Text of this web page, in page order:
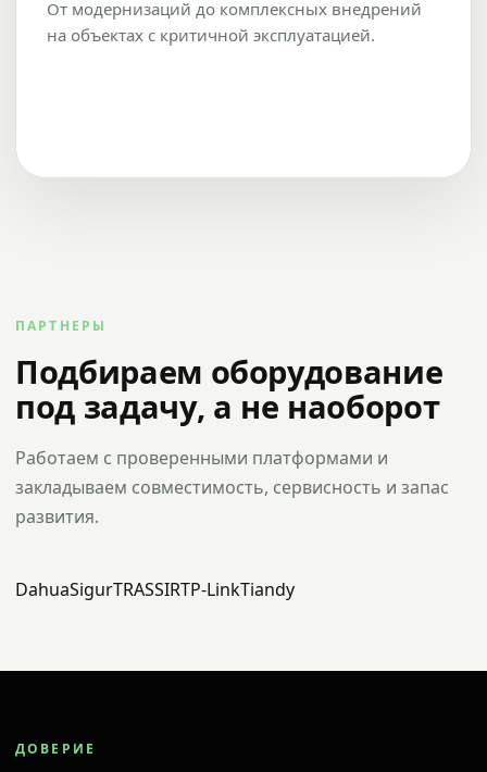
От модернизаций до комплексных внедрений
на объектах с критичной эксплуатацией.
ПАРТНЕРЫ
Подбираем оборудование
под задачу, а не наоборот
Работаем с проверенными платформами и
закладываем совместимость, сервисность и запас
развития.
DahuaSigurTRASSIRTP-LinkTiandy
ДОВЕРИЕ